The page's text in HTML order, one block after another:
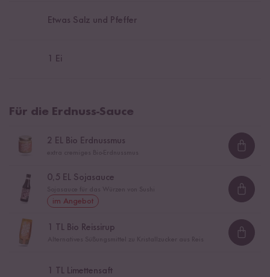
Etwas Salz und Pfeffer
1 Ei
Für die Erdnuss-Sauce
2 EL Bio Erdnussmus
0,5 EL Sojasauce
im Angebot
TL Bio Reissirup
1 TL Limettensaft